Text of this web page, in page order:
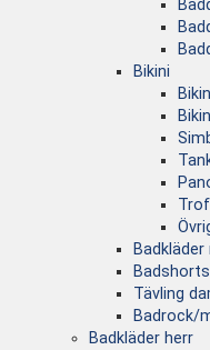
Bikini
Tävling
Badrock/
Badkläder herr